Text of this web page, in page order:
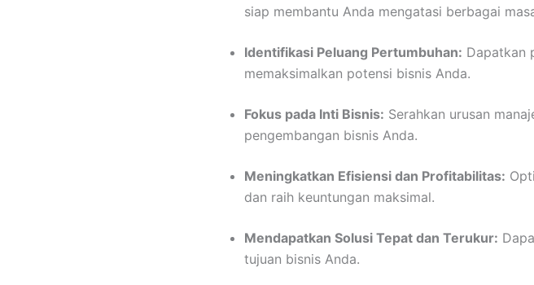
siap membantu Anda mengatasi berbagai
Identifikasi Peluang Pertumbuhan: Dapatkan
memaksimalkan potensi bisnis Anda.
Fokus pada Inti Bisnis: Serahkan urusan
pengembangan bisnis Anda.
Meningkatkan Efisiensi dan Profitabilitas:
dan raih keuntungan maksimal.
Mendapatkan Solusi Tepat dan Terukur:
tujuan bisnis Anda.